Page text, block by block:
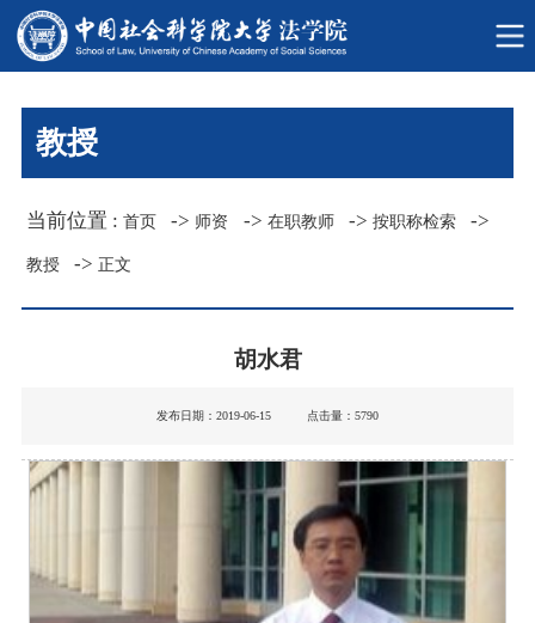
教授
当前位置 :首页 -> 师资 -> 在职教师 ->按职称检索 ->
教授 ->正文
胡水君
发布日期：2019-06-15 点击量： 5790